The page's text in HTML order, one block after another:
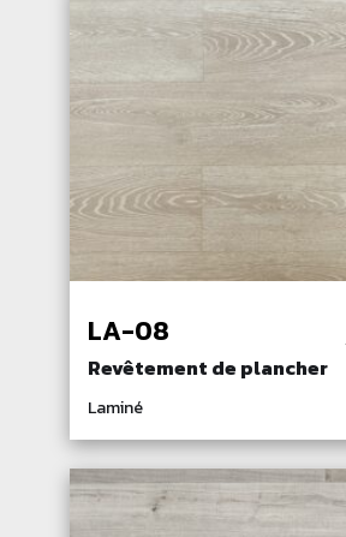
LA-08
Revêtement de plancher
Laminé